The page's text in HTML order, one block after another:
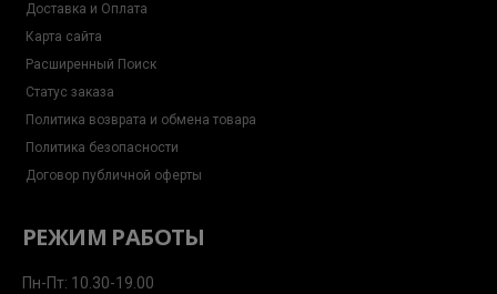
Доставка и Оплата
Карта сайта
Расширенный Поиск
Статус заказа
Политика возврата и обмена товара
Политика безопасности
Договор публичной оферты
РЕЖИМ РАБОТЫ
Пн-Пт: 10.30-19.00